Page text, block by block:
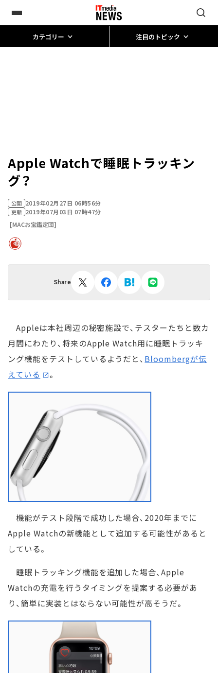
カテゴリー 注目のトピック
Apple Watchで睡眠トラッキン
グ？
公開 2019年02月27日 06時56分
更新 2019年07月03日 07時47分
[MACお宝鑑定団]
Share
Appleは本社周辺の秘密施設で、テスターたちと数カ
月間にわたり、将来のApple Watch用に睡眠トラッキ
ング機能をテストしているようだと、 Bloombergが伝
えている
。
機能がテスト段階で成功した場合、2020年までに
Apple Watchの新機能として追加する可能性があると
している。
睡眠トラッキング機能を追加した場合、Apple
Watchの充電を行うタイミングを提案する必要があ
り、簡単に実装とはならない可能性が高そうだ。